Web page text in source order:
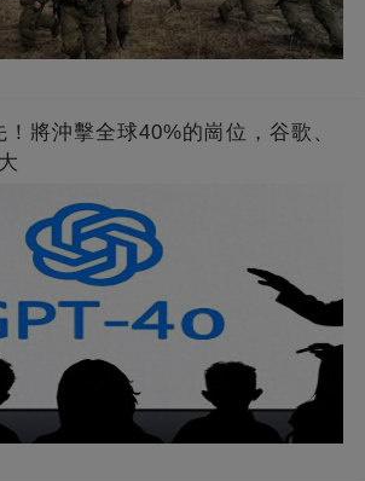
將沖擊全球40%的崗位，谷歌、